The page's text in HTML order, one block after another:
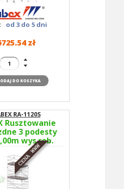
od 3 do 5 dni
zł
RA-1120S
Rusztowanie
3 podesty
wys.rob.
1120S TYP
co 4m